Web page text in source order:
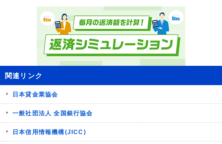
関連リンク
日本貸金業協会
一般社団法人 全国銀行協会
日本信用情報機構(JICC)